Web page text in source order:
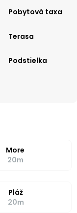
Pobytová taxa
Terasa
Podstielka
More
20m
Pláž
20m